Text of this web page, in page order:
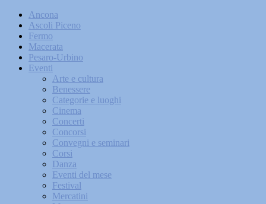
Ancona
Ascoli Piceno
Fermo
Macerata
Pesaro-Urbino
Eventi
Arte e cultura
Benessere
Categorie e luoghi
Cinema
Concerti
Concorsi
Convegni e seminari
Corsi
Danza
Eventi del mese
Festival
Mercatini